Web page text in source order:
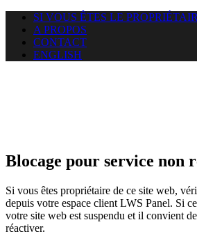
SI VOUS ÊTES LE
A PROPOS
CONTACT
ENGLISH
Blocage pour service non
Si vous êtes propriétaire de ce site web,
depuis votre espace client LWS Panel. Si
votre site web est suspendu et il convient
réactiver.